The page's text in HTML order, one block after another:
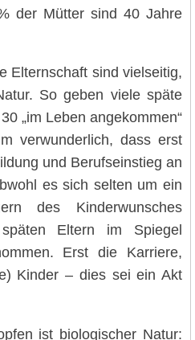
der Mütter sind 40 Jahre
Elternschaft sind vielseitig,
So geben viele späte
„im Leben angekommen“
verwunderlich, dass erst
und Berufseinstieg an
es sich selten um ein
des Kinderwunsches
Eltern im Spiegel
Erst die Karriere,
Kinder – dies sei ein Akt
ist biologischer Natur: